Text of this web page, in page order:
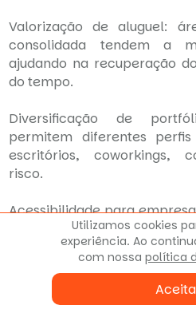
Valorização de aluguel:
consolidada tendem a
ajudando na recuperação
do tempo.
Diversificação de
permitem diferentes
escritórios, coworkings,
risco.
Acessibilidade para
e facilidade de acesso
com empresas que buscam
Agende agora mesmo uma
Utilizamos cookies
experiência. Ao
com nossapolítica